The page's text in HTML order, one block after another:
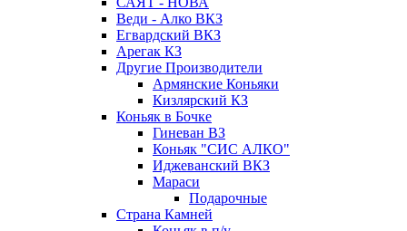
Веди - Алко ВКЗ
Егвардский ВКЗ
Арегак КЗ
Другие Производители
Армянские Коньяки
Кизлярский КЗ
Коньяк в Бочке
Гиневан ВЗ
Коньяк "СИС АЛКО"
Иджеванский ВКЗ
Мараси
Подарочные
Страна Камней